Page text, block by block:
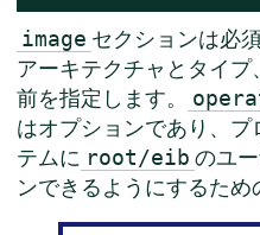
image セクションは必
アーキテクチャとタイ
前を指定します。
はオプションであり、
テムに root/eib のユ
ンできるようにするため